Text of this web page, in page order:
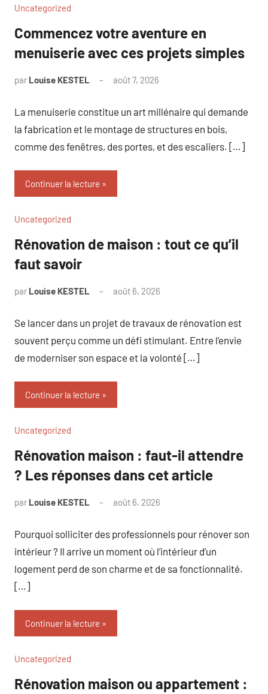
Uncategorized
Commencez votre aventure en
menuiserie avec ces projets simples
par Louise KESTEL août 7, 2026
La menuiserie constitue un art millénaire qui demande
la fabrication et le montage de structures en bois,
comme des fenêtres, des portes, et des escaliers. […]
Continuer la lecture
Uncategorized
Rénovation de maison : tout ce qu’il
faut savoir
par Louise KESTEL août 6, 2026
Se lancer dans un projet de travaux de rénovation est
souvent perçu comme un défi stimulant. Entre l’envie
de moderniser son espace et la volonté […]
Continuer la lecture
Uncategorized
Rénovation maison : faut-il attendre
? Les réponses dans cet article
par Louise KESTEL août 6, 2026
Pourquoi solliciter des professionnels pour rénover son
intérieur ? Il arrive un moment où l’intérieur d’un
logement perd de son charme et de sa fonctionnalité.
[…]
Continuer la lecture
Uncategorized
Rénovation maison ou appartement :